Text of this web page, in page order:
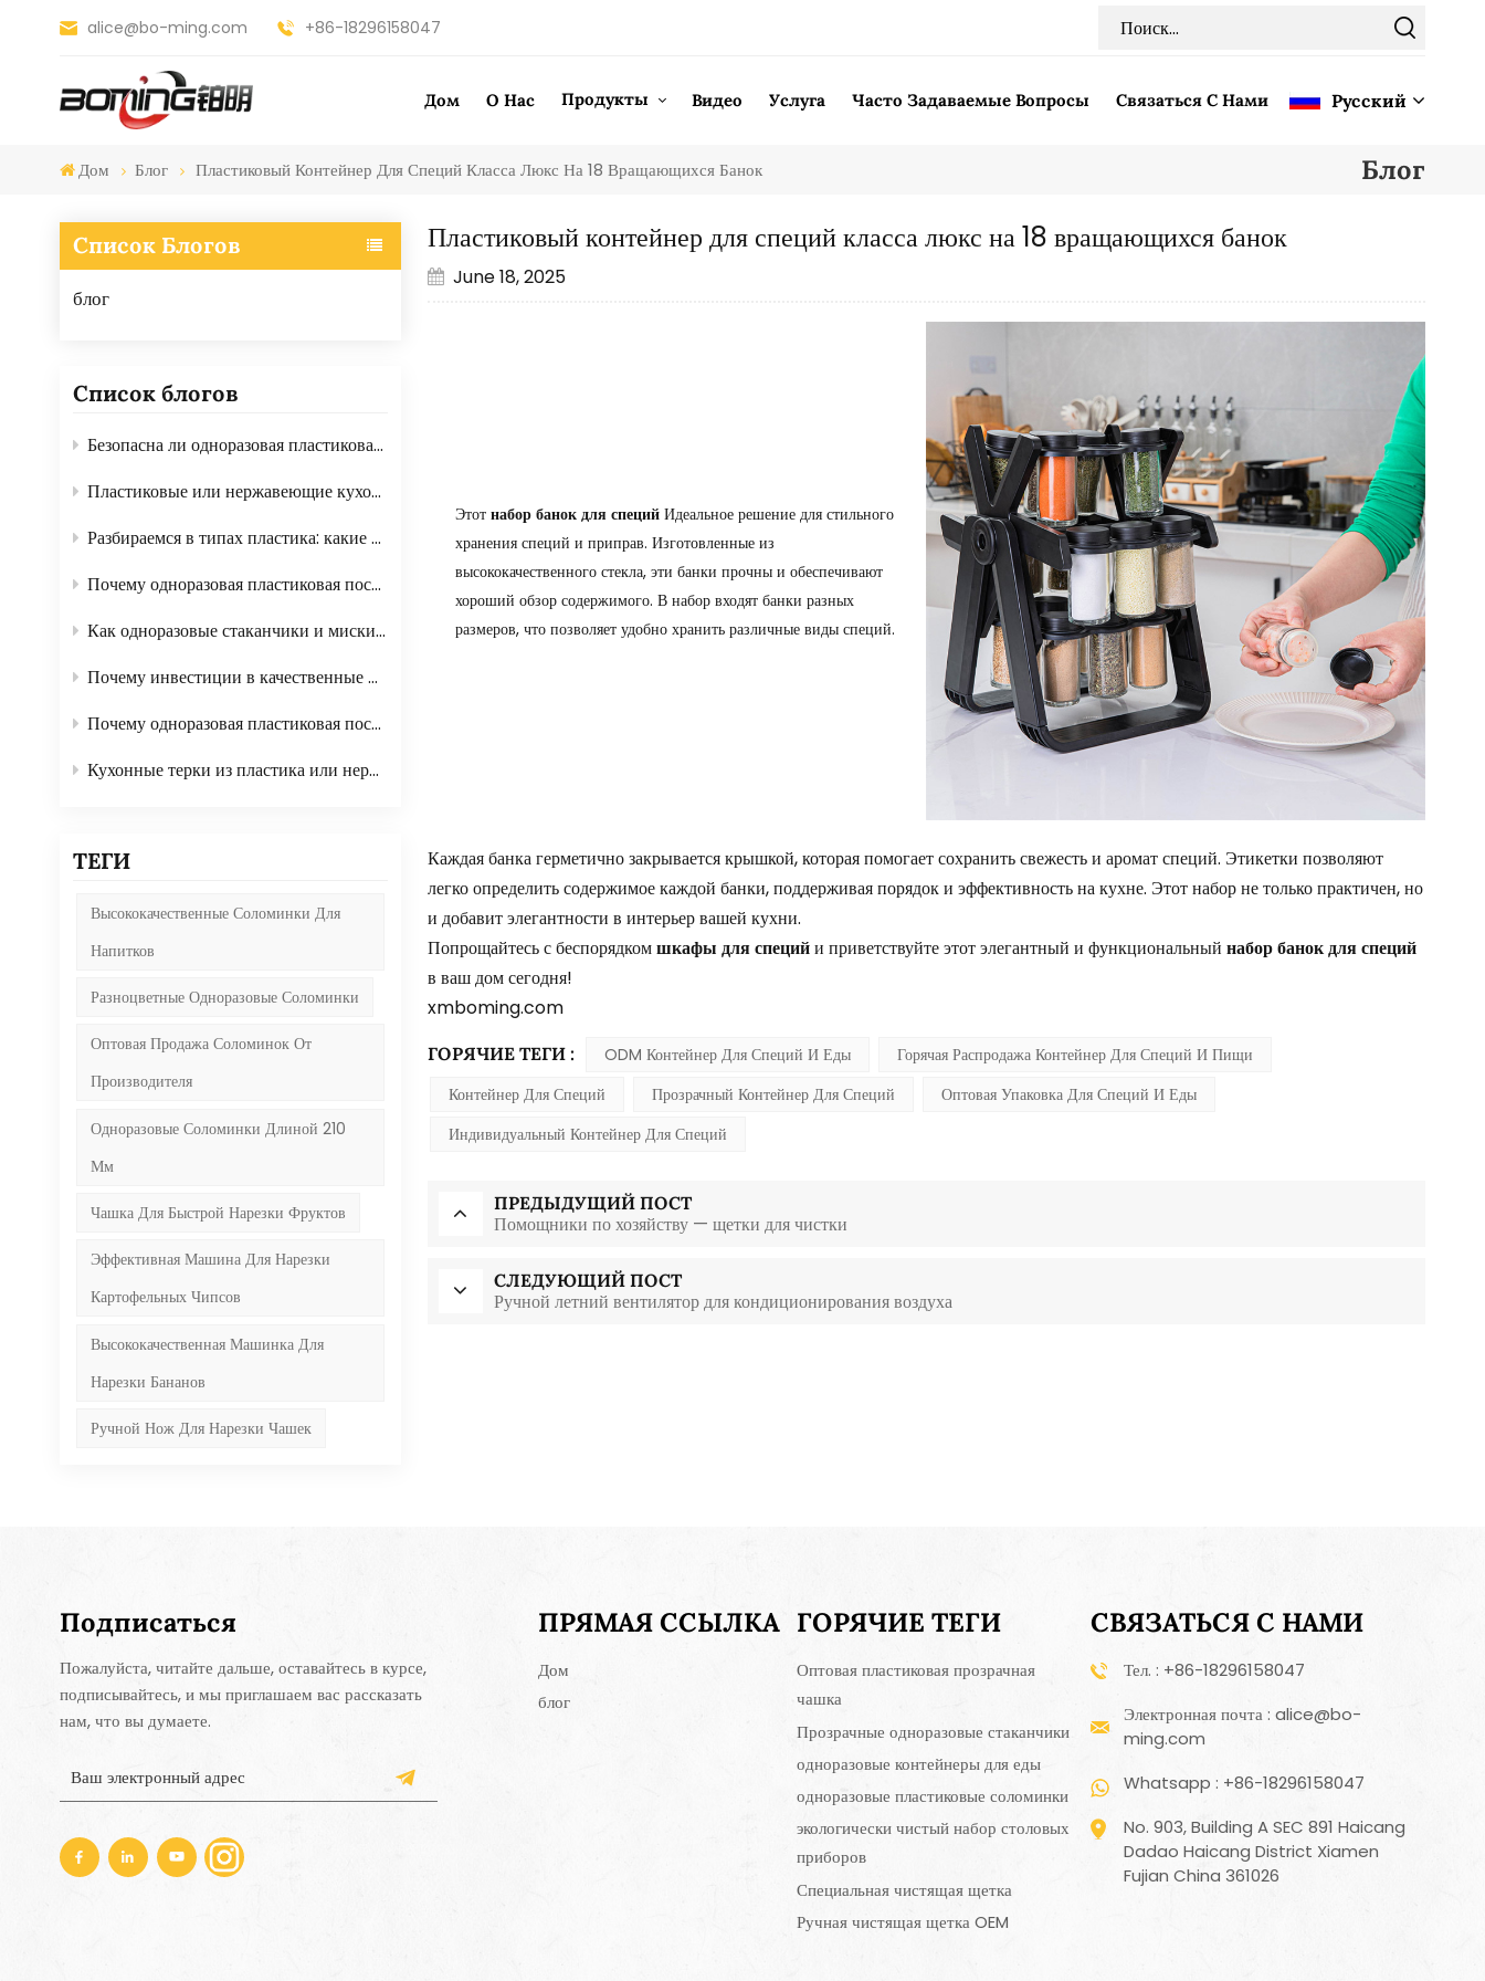
alice@bo-ming.com +86-18296158047
Дом О Нас Продукты Видео Услуга Часто Задаваемые Вопросы Связаться С Нами Pусский
Español
Português
Nederlands
Türkçe
العربية
Дом Блог Пластиковый Контейнер Для Специй Класса Люкс На 18 Вращающихся Банок Блог
Список Блогов
блог
Список блогов
Безопасна ли одноразовая пластиковая посуда для пищевых продуктов? Вот ответ.
Пластиковые или нержавеющие кухонные терки: какие лучше?
Разбираемся в типах пластика: какие из них безопасны для использования в посуде?
Почему одноразовая пластиковая посуда идеально подходит для мероприятий на открытом воздухе?
Как одноразовые стаканчики и миски упрощают организацию кейтеринга?
Почему инвестиции в качественные швабры и щетки экономят ваше время?
Почему одноразовая пластиковая посуда идеально подходит для мероприятий на открытом воздухе?
Кухонные терки из пластика или нержавеющей стали: что лучше?
ТЕГИ
Высококачественные Соломинки Для
Напитков
Разноцветные Одноразовые Соломинки
Оптовая Продажа Соломинок От
Производителя
Одноразовые Соломинки Длиной 210 ​​
Мм
Чашка Для Быстрой Нарезки Фруктов
Эффективная Машина Для Нарезки
Картофельных Чипсов
Высококачественная Машинка Для
Нарезки Бананов
Ручной Нож Для Нарезки Чашек
Пластиковый контейнер для специй класса люкс на 18 вращающихся банок
June 18, 2025
Этот набор банок для специйИдеальное решение для стильного
хранения специй и приправ. Изготовленные из
высококачественного стекла, эти банки прочны и обеспечивают
хороший обзор содержимого. В набор входят банки разных
размеров, что позволяет удобно хранить различные виды специй.
Каждая банка герметично закрывается крышкой, которая помогает сохранить свежесть и аромат специй. Этикетки позволяют
легко определить содержимое каждой банки, поддерживая порядок и эффективность на кухне. Этот набор не только практичен, но
и добавит элегантности в интерьер вашей кухни.
Попрощайтесь с беспорядкомшкафы для специйи приветствуйте этот элегантный и функциональный набор банок для специй
в ваш дом сегодня!
xmboming.com
ГОРЯЧИЕ ТЕГИ : ODM Контейнер Для Специй И Еды
Горячая Распродажа Контейнер Для Специй И Пищи
Контейнер Для Специй
Прозрачный Контейнер Для Специй
Оптовая Упаковка Для Специй И Еды
Индивидуальный Контейнер Для Специй
ПРЕДЫДУЩИЙ ПОСТ
Помощники по хозяйству — щетки для чистки
СЛЕДУЮЩИЙ ПОСТ
Ручной летний вентилятор для кондиционирования воздуха
Подписаться
Пожалуйста, читайте дальше, оставайтесь в курсе,
подписывайтесь, и мы приглашаем вас рассказать
нам, что вы думаете.
ПРЯМАЯ ССЫЛКА
Дом
блог
ГОРЯЧИЕ ТЕГИ
Оптовая пластиковая прозрачная
чашка
Прозрачные одноразовые стаканчики
одноразовые контейнеры для еды
одноразовые пластиковые соломинки
экологически чистый набор столовых
приборов
Специальная чистящая щетка
Ручная чистящая щетка OEM
СВЯЗАТЬСЯ С НАМИ
Тел. : +86-18296158047
Электронная почта : alice@bo-
ming.com
Whatsapp : +86-18296158047
No. 903, Building A SEC 891 Haicang
Dadao Haicang District Xiamen
Fujian China 361026